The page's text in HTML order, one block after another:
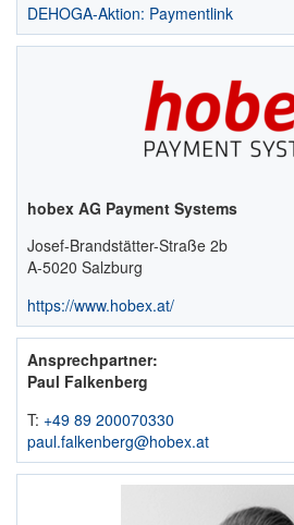
DEHOGA-Aktion: Paymentlink
hobex AG Payment Systems
Josef-Brandstätter-Straße 2b
A-5020 Salzburg
https://www.hobex.at/
Ansprechpartner:
Paul Falkenberg
T: +49 89 200070330
paul.falkenberg​@​hobex.at